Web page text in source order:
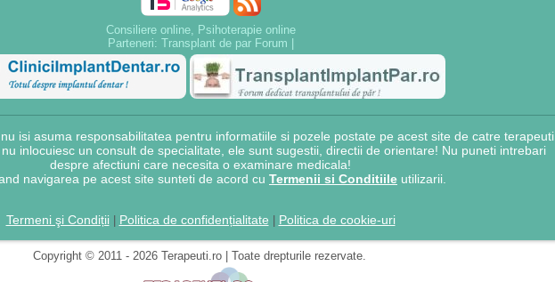
Consiliere online, Psihoterapie online
Parteneri: Transplant de par Forum
isi asuma responsabilitatea pentru informatiile si pozele postate pe acest site de catre terapeuti
inlocuiesc un consult de specialitate, ele sunt sugestii, directii de orientare! Nu puneti intrebari
despre afectiuni care necesita o examinare medicala!
navigarea pe acest site sunteti de acord cu Termenii si Conditiile utilizarii.
Termeni şi Condiții| Politica de confidențialitate Politica de cookie-uri
Copyright © 2011 - 2026 Terapeuti.ro | Toate drepturile rezervate.